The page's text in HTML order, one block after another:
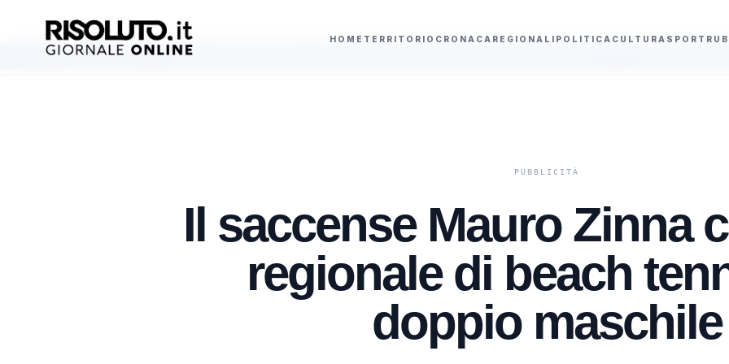
HOME TERRITORIO CRONACA REGIONALI POLITICA CULTURA SPORT
AGGIORNAMENTI
Bonus lingue INPS 2026 fino a 800 euro per studenti under 24 domande entro il 2 settembre
Il saccense Mauro Zinna
regionale di beach
doppio maschile